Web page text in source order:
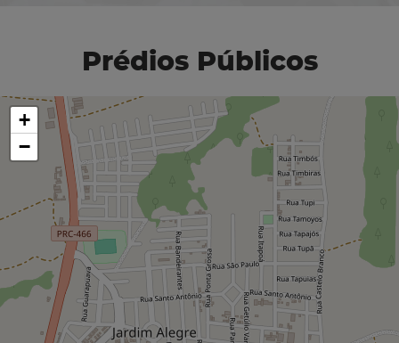
Prédios Públicos
+
−